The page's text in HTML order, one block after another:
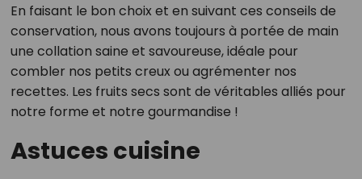
En faisant le bon choix et en suivant ces conseils de
conservation, nous avons toujours à portée de main
une collation saine et savoureuse, idéale pour
combler nos petits creux ou agrémenter nos
recettes. Les fruits secs sont de véritables alliés pour
notre forme et notre gourmandise !
Astuces cuisine